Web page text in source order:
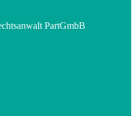
PartGmbB